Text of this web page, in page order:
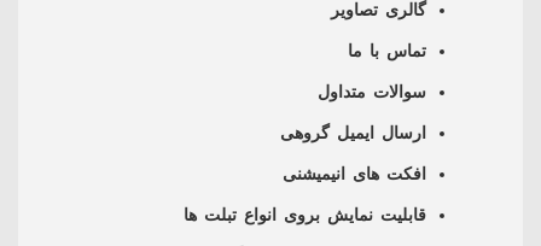
گالری تصاویر
تماس با ما
سوالات متداول
ارسال ایمیل گروهی
افکت های انیمیشنی
قابلیت نمایش بروی انواع تبلت ها